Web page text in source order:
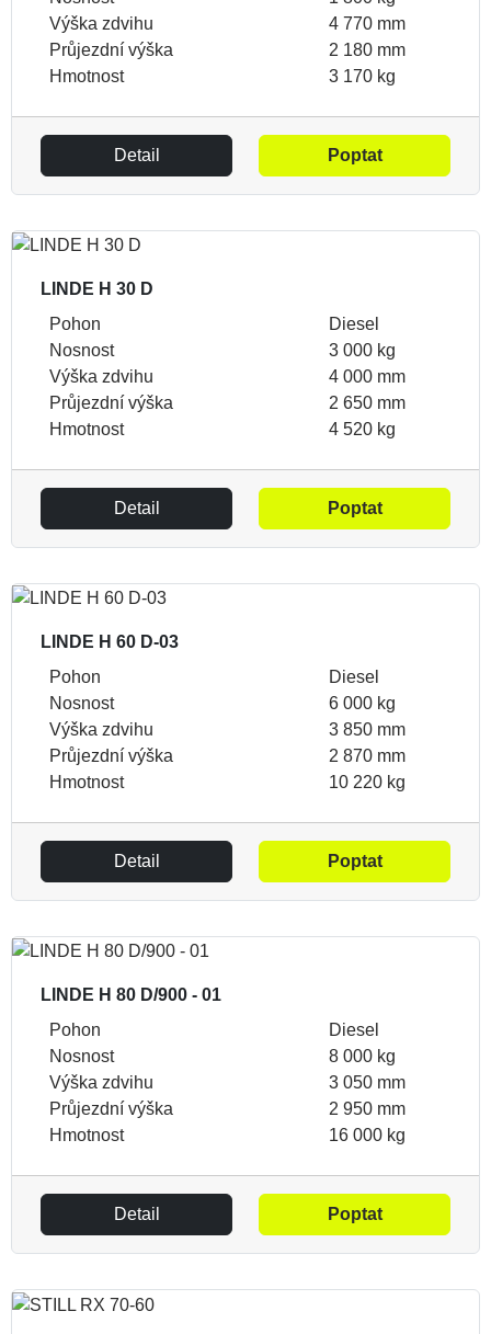
Výška zdvihu
4 770 mm
Průjezdní výška
2 180 mm
Hmotnost
3 170 kg
Detail Poptat
LINDE H 30 D
Pohon
Diesel
Nosnost
3 000 kg
Výška zdvihu
4 000 mm
Průjezdní výška
2 650 mm
Hmotnost
4 520 kg
Detail Poptat
LINDE H 60 D-03
Pohon
Diesel
Nosnost
6 000 kg
Výška zdvihu
3 850 mm
Průjezdní výška
2 870 mm
Hmotnost
10 220 kg
Detail Poptat
LINDE H 80 D/900 - 01
Pohon
Diesel
Nosnost
8 000 kg
Výška zdvihu
3 050 mm
Průjezdní výška
2 950 mm
Hmotnost
16 000 kg
Detail Poptat